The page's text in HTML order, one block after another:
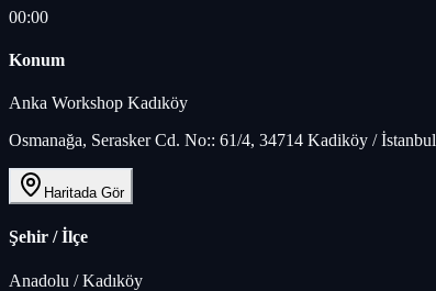
00:00
Konum
Anka Workshop Kadıköy
Osmanağa, Serasker Cd. No:: 61/4, 34714 Kadiköy / İstanbul
Haritada Gör
Şehir / İlçe
Anadolu /Kadıköy